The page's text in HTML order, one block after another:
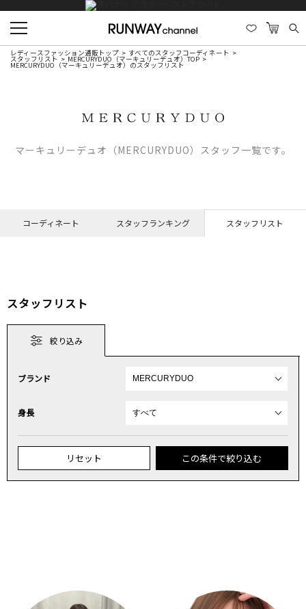
レディースファッション通販トップ すべてのスタッフコーディネート
スタッフリスト MERCURYDUO（マーキュリーデュオ）TOP
MERCURYDUO（マーキュリーデュオ）のスタッフリスト
マーキュリーデュオ（MERCURYDUO）スタッフ一覧です。
コーディネート スタッフランキング スタッフリスト
スタッフリスト
絞り込み
ブランド
身長
リセット この条件で絞り込む